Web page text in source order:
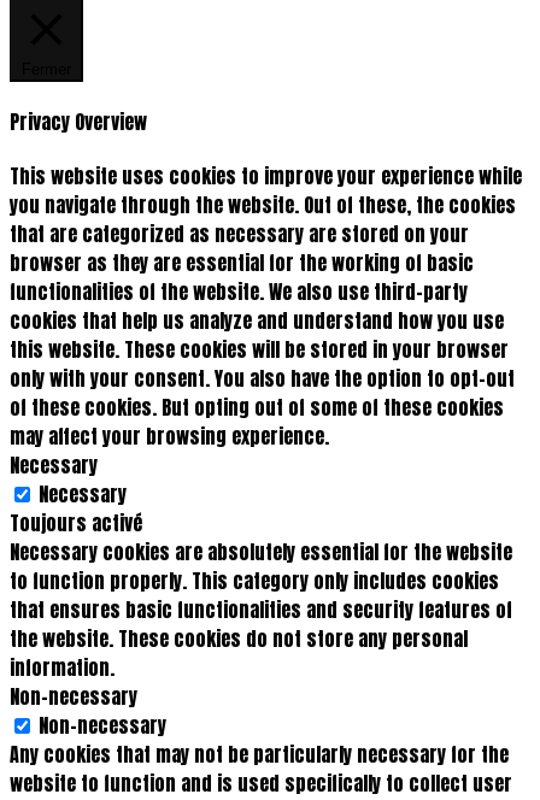
Privacy Overview
This website uses cookies to improve your experience while
you navigate through the website. Out of these, the cookies
that are categorized as necessary are stored on your
browser as they are essential for the working of basic
functionalities of the website. We also use third-party
cookies that help us analyze and understand how you use
this website. These cookies will be stored in your browser
only with your consent. You also have the option to opt-out
of these cookies. But opting out of some of these cookies
may affect your browsing experience.
Necessary
Necessary
Toujours activé
Necessary cookies are absolutely essential for the website
to function properly. This category only includes cookies
that ensures basic functionalities and security features of
the website. These cookies do not store any personal
information.
Non-necessary
Non-necessary
Any cookies that may not be particularly necessary for the
website to function and is used specifically to collect user